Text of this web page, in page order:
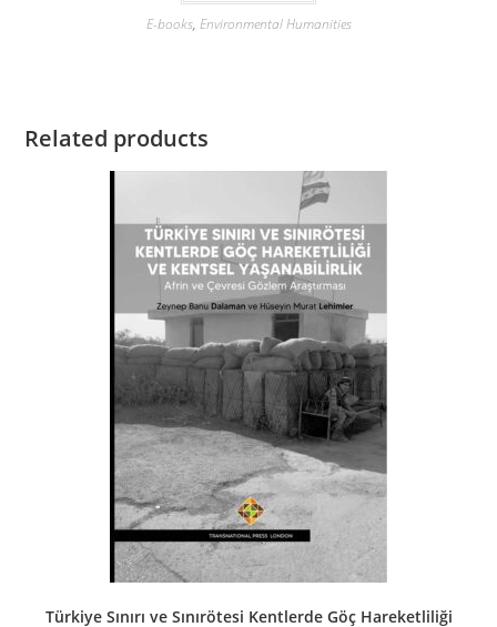
E-books, Environmental Humanities
Related products
Türkiye Sınırı ve Sınırötesi Kentlerde Göç Hareketliliği